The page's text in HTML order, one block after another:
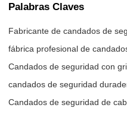
Palabras Claves
Fabricante de candados de
fábrica profesional de
Candados de seguridad con
candados de seguridad
Candados de seguridad de